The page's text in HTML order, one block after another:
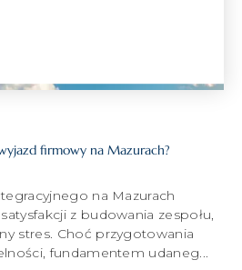
firmowy na Mazurach?
na Mazurach
z budowania zespołu,
stres. Choć przygotowania
fundamentem udaneg...